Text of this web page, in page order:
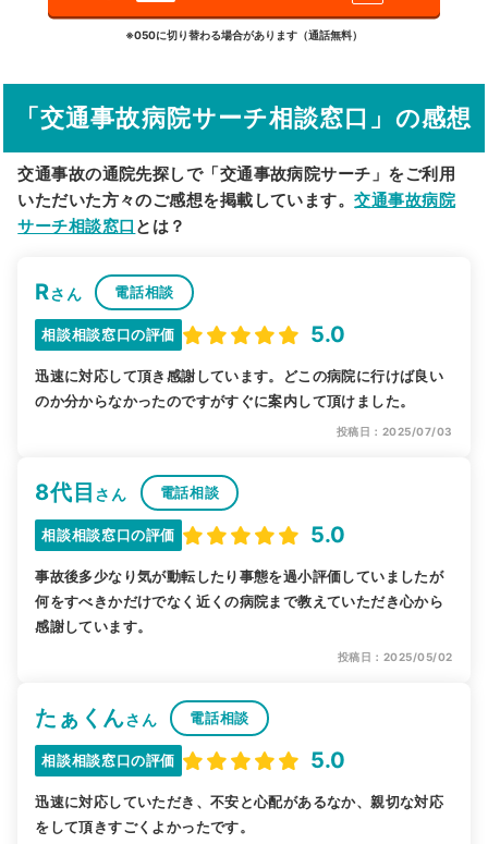
詳細条件で絞り込む
駅から探す 院名から探す
※050に切り替わる場合があります（通話無料）
「交通事故病院サーチ相談窓口」の感想
交通事故の通院先探しで「交通事故病院サーチ」をご利用
いただいた方々のご感想を掲載しています。交通事故病院
サーチ相談窓口 とは？
Rさん 電話相談
相談相談窓口の評価 5.0
迅速に対応して頂き感謝しています。どこの病院に行けば良い
のか分からなかったのですがすぐに案内して頂けました。
投稿日：2025/07/03
8代目 さん 電話相談
相談相談窓口の評価 5.0
事故後多少なり気が動転したり事態を過小評価していましたが
何をすべきかだけでなく近くの病院まで教えていただき心から
感謝しています。
投稿日：2025/05/02
たぁくんさん 電話相談
相談相談窓口の評価 5.0
迅速に対応していただき、不安と心配があるなか、親切な対応
をして頂きすごくよかったです。